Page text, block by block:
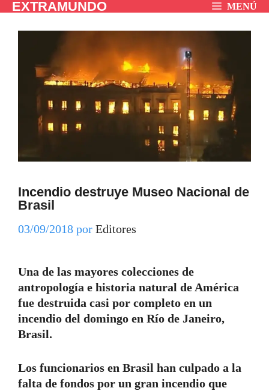
SaltarEXTRAMUNDO MENÚ
Incendio destruye Museo Nacional de
Brasil
03/09/2018 por Editores
Una de las mayores colecciones de
antropología e historia natural de América
fue destruida casi por completo en un
incendio del domingo en Río de Janeiro,
Brasil.
Los funcionarios en Brasil han culpado a la
falta de fondos por un gran incendio que